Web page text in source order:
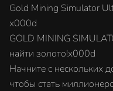
Gold Mining Simulator
x000d
GOLD MINING
найти золото!x000d
Начните с нескольких
чтобы стать